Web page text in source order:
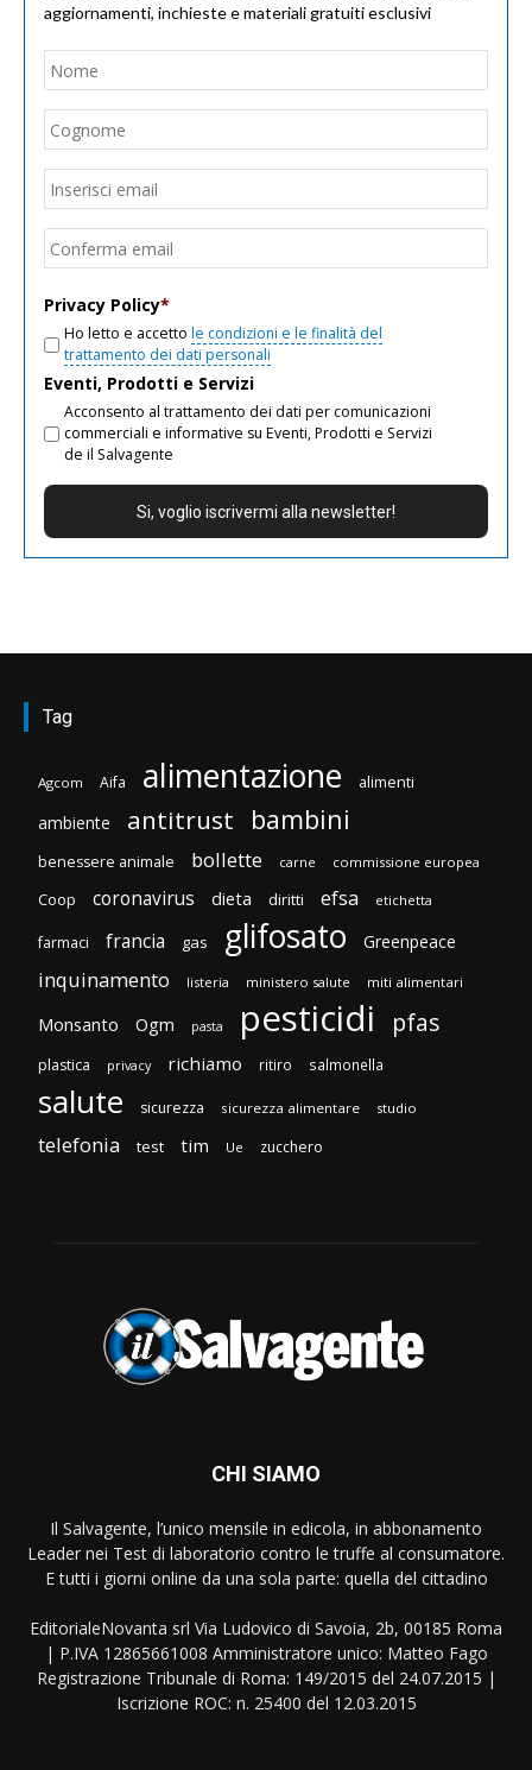
aggiornamenti, inchieste e materiali gratuiti esclusivi
Nome
Email
Privacy Policy*
Ho letto e accetto le condizioni e le finalità del
trattamento dei dati personali
Eventi, Prodotti e Servizi
Acconsento al trattamento dei dati per comunicazioni
commerciali e informative su Eventi, Prodotti e Servizi
de il Salvagente
Tag
Agcom Aifa alimentazione alimenti
ambiente antitrust bambini
benessere animale bollette carne commissione europea
Coop coronavirus dieta diritti efsa etichetta
farmaci francia gas glifosato Greenpeace
inquinamento listeria ministero salute miti alimentari
Monsanto Ogm pasta pesticidi pfas
plastica privacy richiamo ritiro salmonella
salute sicurezza sicurezza alimentare studio
telefonia test tim Ue zucchero
CHI SIAMO
Il Salvagente, l’unico mensile in edicola, in abbonamento
Leader nei Test di laboratorio contro le truffe al consumatore.
E tutti i giorni online da una sola parte: quella del cittadino
EditorialeNovanta srl Via Ludovico di Savoia, 2b, 00185 Roma
| P.IVA 12865661008 Amministratore unico: Matteo Fago
Registrazione Tribunale di Roma: 149/2015 del 24.07.2015 |
Iscrizione ROC: n. 25400 del 12.03.2015